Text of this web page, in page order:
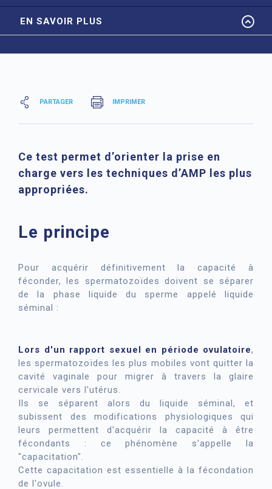
EN SAVOIR PLUS
PARTAGER IMPRIMER
Ce test permet d’orienter la prise en
charge vers les techniques d’AMP les plus
appropriées.
Le principe
Pour acquérir définitivement la capacité à
féconder, les spermatozoïdes doivent se séparer
de la phase liquide du sperme appelé liquide
séminal :
Lors d'un rapport sexuel en période ovulatoire,
les spermatozoïdes les plus mobiles vont quitter la
cavité vaginale pour migrer à travers la glaire
cervicale vers l'utérus.
Ils se séparent alors du liquide séminal, et
subissent des modifications physiologiques qui
leurs permettent d'acquérir la capacité à être
fécondants : ce phénomène s'appelle la
"capacitation".
Cette capacitation est essentielle à la fécondation
de l'ovule.